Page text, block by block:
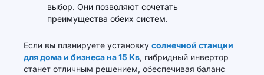
выбор. Они позволяют сочетать
преимущества обеих систем.
Если вы планируете установку солнечной станции
для дома и бизнеса на 15 Кв, гибридный инвертор
станет отличным решением, обеспечивая баланс